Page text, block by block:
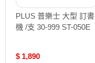
PLUS 普樂士 大型 訂書
機 /支 30-999 ST-050E
$ 1,890